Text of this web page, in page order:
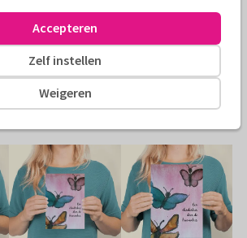
uit 6 luxe papiersoorten
vensterenvelop
Achterop de kaart
Weigeren
Zelf instellen
Accepteren